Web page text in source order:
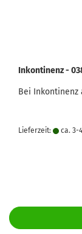
Inkontinenz -
Bei Inkontinenz
Lieferzeit: ca. 3-